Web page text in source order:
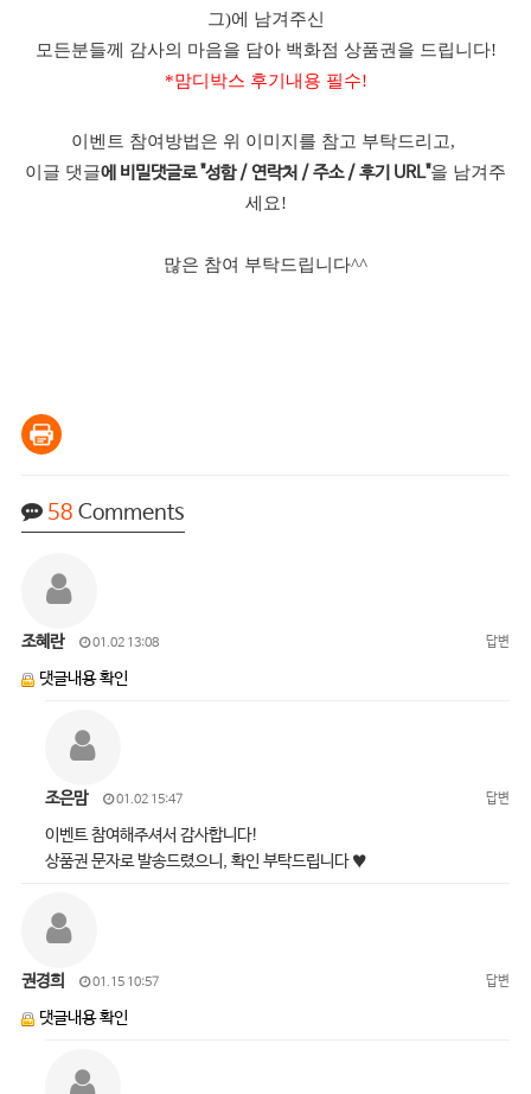
그)에 남겨주신
모든분들께 감사의 마음을 담아 백화점 상품권을 드립니다!
*맘디박스 후기내용 필수!
이벤트 참여방법은 위 이미지를 참고 부탁드리고,
이글 댓글에 비밀댓글로 "성함 / 연락처 / 주소 / 후기 URL"을 남겨주
세요!
많은 참여 부탁드립니다^^
58 Comments
조혜란 01.02 13:08 답변
댓글내용 확인
조은맘 01.02 15:47 답변
이벤트 참여해주셔서 감사합니다!
상품권 문자로 발송드렸으니, 확인 부탁드립니다 ♥
권경희 01.15 10:57 답변
댓글내용 확인